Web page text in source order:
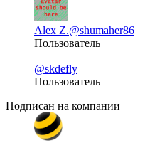
Alex Z.@shumaher86
Пользователь
@skdefly
Пользователь
Подписан на компании